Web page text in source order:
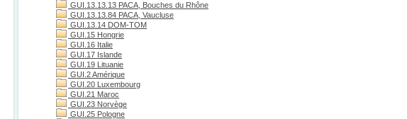
GUI.13.13.13 PACA, Bouches du Rhône
GUI.13.13.84 PACA, Vaucluse
GUI.13.14 DOM-TOM
GUI.15 Hongrie
GUI.16 Italie
GUI.17 Islande
GUI.19 Lituanie
GUI.2 Amérique
GUI.20 Luxembourg
GUI.21 Maroc
GUI.23 Norvège
GUI.25 Pologne